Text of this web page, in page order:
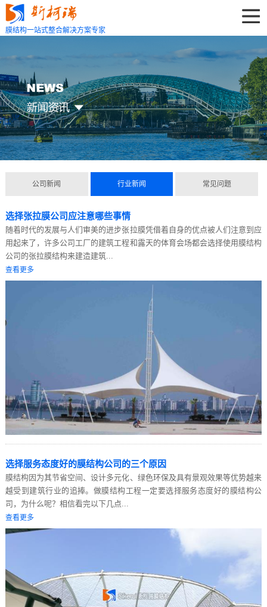
膜结构一站式整合解决方案专家
公司新闻 行业新闻 常见问题
选择张拉膜公司应注意哪些事情
随着时代的发展与人们审美的进步张拉膜凭借着自身的优点被人们注意到应
用起来了，许多公司工厂的建筑工程和露天的体育会场都会选择使用膜结构
公司‍的张拉膜结构来建造建筑...
查看更多
选择服务态度好的膜结构公司的三个原因
膜结构因为其节省空间、设计多元化、绿色环保及具有景观效果等优势越来
越受到建筑行业的追捧。做膜结构工程一定要选择服务态度好的膜结构公
司，为什么呢？相信看完以下几点...
查看更多